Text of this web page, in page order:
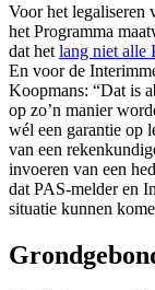
Voor het legaliseren
het Programma
dat het lang niet alle
En voor de
Koopmans: “Dat is
op zo’n manier
wél een garantie op
van een
invoeren van een
dat PAS-melder en
situatie kunnen